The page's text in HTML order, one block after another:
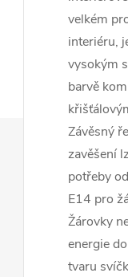
velkém
interiéru,
vysokým
barvě
Závěsný
zavěšení
potřeby
E14 pro
Žárovky
energie
tvaru